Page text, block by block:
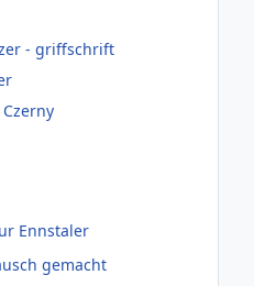
- griffschrift
Ennstaler
gemacht